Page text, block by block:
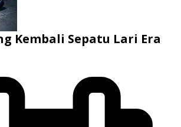
Kembali Sepatu Lari Era